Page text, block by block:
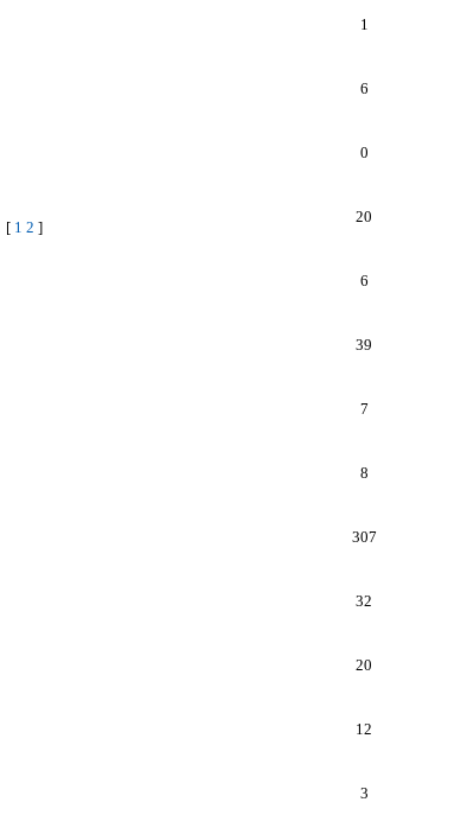
1
6
0
[ 1 2 ]
20
6
39
7
8
307
32
20
12
3